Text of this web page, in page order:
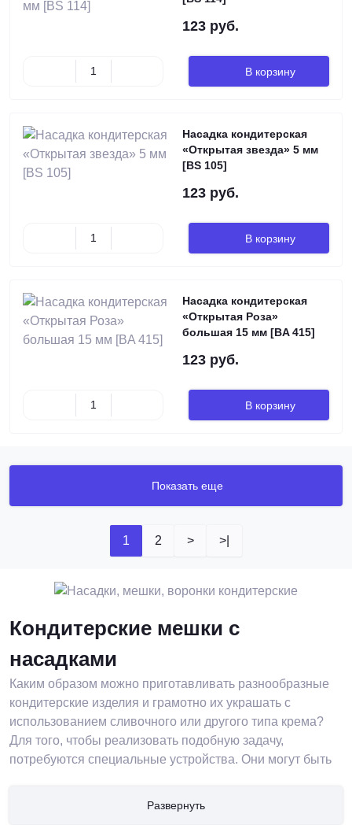
123 руб.
В корзину
Насадка кондитерская
«Открытая звезда» 5 мм
[BS 105]
123 руб.
В корзину
Насадка кондитерская
«Открытая Роза»
большая 15 мм [BA 415]
123 руб.
В корзину
Показать еще
1 2 > >|
Кондитерские мешки с
насадками
Каким образом можно приготавливать разнообразные
кондитерские изделия и грамотно их украшать с
использованием сливочного или другого типа крема?
Для того, чтобы реализовать подобную задачу,
потребуются специальные устройства. Они могут быть
составе. В любом случае – такие устройства являются
Развернуть